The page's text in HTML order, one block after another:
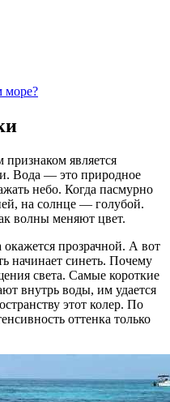
море?
является
Вода — это природное
небо. Когда пасмурно
на солнце — голубой.
волны меняют цвет.
прозрачной. А вот
начинает синеть. Почему
света. Самые короткие
внутрь воды, им удается
этот колер. По
оттенка только